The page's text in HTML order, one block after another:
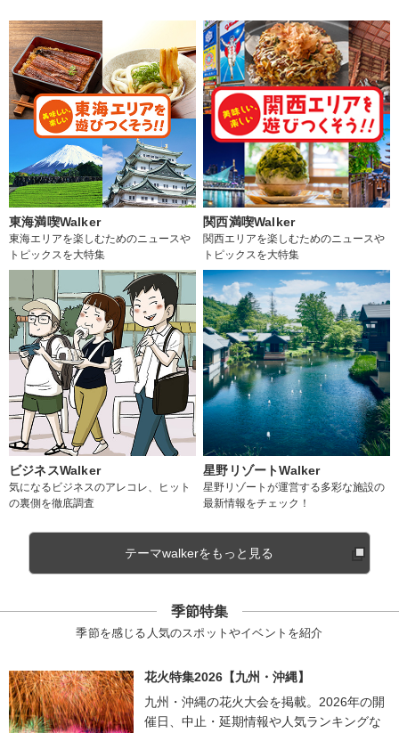
東海満喫Walker
東海エリアを楽しむためのニュースや
トピックスを大特集
関西満喫Walker
関西エリアを楽しむためのニュースや
トピックスを大特集
ビジネスWalker
気になるビジネスのアレコレ、ヒット
の裏側を徹底調査
星野リゾートWalker
星野リゾートが運営する多彩な施設の
最新情報をチェック！
テーマwalkerをもっと見る
季節特集
季節を感じる人気のスポットやイベントを紹介
花火特集2026【九州・沖縄】
九州・沖縄の花火大会を掲載。2026年の開
催日、中止・延期情報や人気ランキングな